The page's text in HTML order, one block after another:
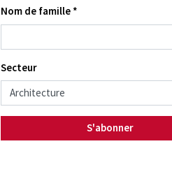
Nom de famille *
Secteur
S'abonner